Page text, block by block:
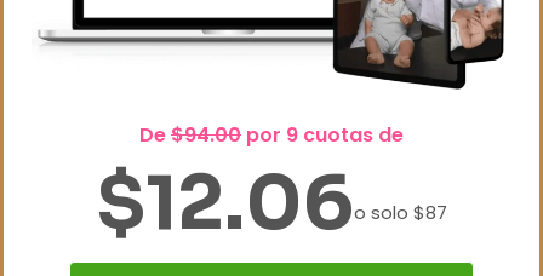
De$94.00 por 9 cuotas de
$12.06o solo $87